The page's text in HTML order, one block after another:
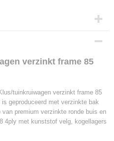
verzinkt frame 85
tuinkruiwagen verzinkt frame 85
geproduceerd met verzinkte bak
premium verzinkte ronde buis en
4ply met kunststof velg, kogellagers